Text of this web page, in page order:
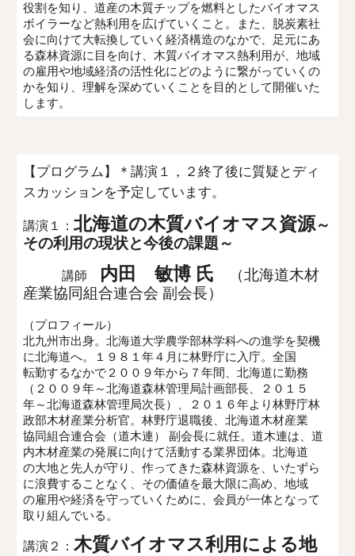
役割を知り、道産の木質チップを燃料としたバイオマス
ボイラーなど熱利用を広げていくこと。また、脱炭素社
会に向けて大転換していく経済構造のなかで、足元にあ
る森林資源に目を向け、木質バイオマス熱利用が、地域
の雇用や地域経済の活性化にどのように繋がっていくの
かを知り、理解を深めていくことを目的として開催いた
します。
【プログラム】＊講演１，２終了後に質疑とディ
スカッションを予定しています。
講演１：北海道の木質バイオマス資源～
その利用の現状と今後の課題～
講師 内田 敏博 氏 （北海道木材
産業協同組合連合会 副会長）
（プロフィール）
北九州市出身。北海道大学農学部林学科への進学を契機
に北海道へ。１９８１年４月に林野庁に入庁。全国
転勤するなかで２００９年から７年間、北海道に勤務
（２００９年～北海道森林管理局計画部長、２０１５
年～北海道森林管理局次長）、２０１６年より林野庁林
政部木材産業分析官。林野庁退職後、北海道木材産業
協同組合連合会（道木連） 副会長に就任。道木連は、道
内木材産業の発展に向けて活動する業界団体。北海道
の大地と先人が守り、作ってきた森林資源を、いたずら
に浪費することなく、その価値を最大限に高め、地域
の雇用や経済を守っていくために、会員が一体となって
取り組んでいる。
講演２：木質バイオマス利用による地